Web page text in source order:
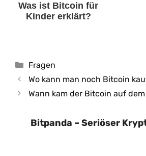
Was ist Bitcoin für
Kinder erklärt?
Kategorien
Fragen
Wo kann man noch Bitcoin
Wann kam der Bitcoin auf
Bitpanda – Seriöser